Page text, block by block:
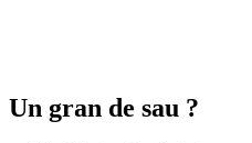
Un gran de sau ?